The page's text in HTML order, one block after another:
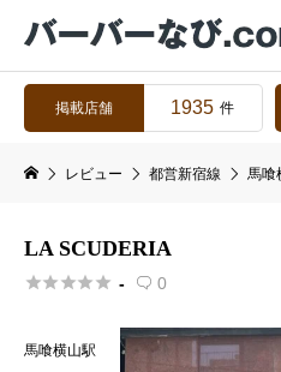
掲載店舗 1935 件
レビュー 都営新宿線 馬喰
LA SCUDERIA
 -  0
馬喰横山駅